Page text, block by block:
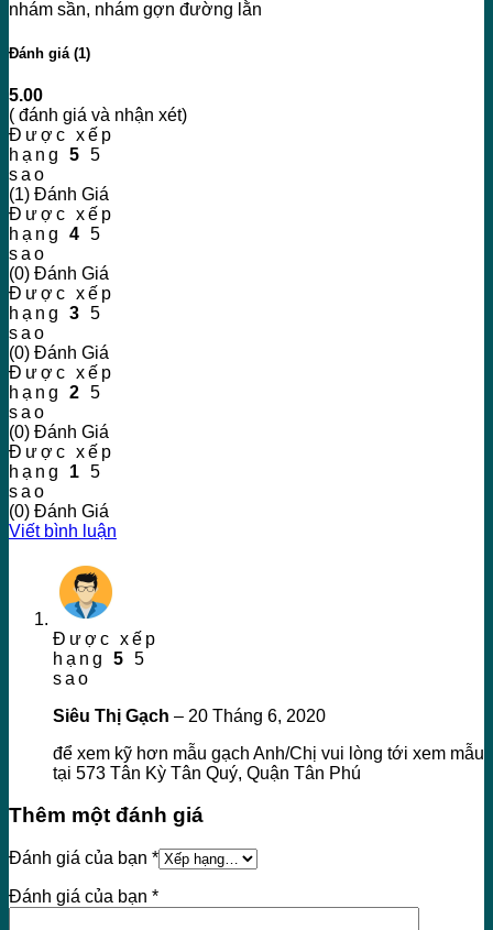
nhám sần, nhám gợn đường lằn
Đánh giá (1)
5.00
( đánh giá và nhận xét)
Được xếp
hạng 5 5
sao
(1) Đánh Giá
Được xếp
hạng 4 5
sao
(0) Đánh Giá
Được xếp
hạng 3 5
sao
(0) Đánh Giá
Được xếp
hạng 2 5
sao
(0) Đánh Giá
Được xếp
hạng 1 5
sao
(0) Đánh Giá
Viết bình luận
Được xếp
hạng 5 5
sao
Siêu Thị Gạch – 20 Tháng 6, 2020
để xem kỹ hơn mẫu gạch Anh/Chị vui lòng tới xem mẫu
tại 573 Tân Kỳ Tân Quý, Quận Tân Phú
Thêm một đánh giá
Đánh giá của bạn *
Đánh giá của bạn *